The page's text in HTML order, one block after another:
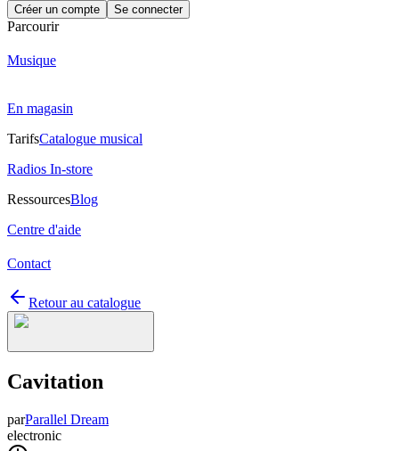
Créer un compte Se connecter
Parcourir
Musique
En magasin
TarifsCatalogue musical
Radios In-store
RessourcesBlog
Centre d'aide
Contact
Retour au catalogue
Cavitation
parParallel Dream
electronic